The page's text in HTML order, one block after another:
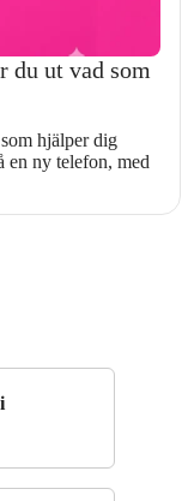
du ut vad som
hjälper dig
en ny telefon, med